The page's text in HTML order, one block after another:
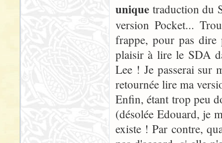
unique traduction du
version Pocket...
frappe, pour pas dire
plaisir à lire le SDA
Lee ! Je passerai sur
retournée lire ma
Enfin, étant trop peu
(désolée Edouard, je
existe ! Par contre,